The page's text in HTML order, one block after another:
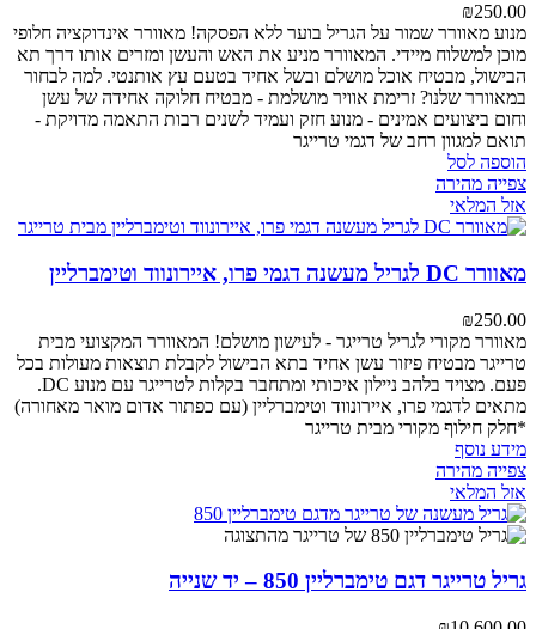
₪250.00
מנוע מאוורר שמור על הגריל בוער ללא הפסקה! מאוורר אינדוקציה חלופי
מוכן למשלוח מיידי. המאוורר מניע את האש והעשן ומזרים אותו דרך תא
הבישול, מבטיח אוכל מושלם ובשל אחיד בטעם עץ אותנטי. למה לבחור
במאוורר שלנו? זרימת אוויר מושלמת - מבטיח חלוקה אחידה של עשן
וחום ביצועים אמינים - מנוע חזק ועמיד לשנים רבות התאמה מדויקת -
תואם למגוון רחב של דגמי טרייגר
הוספה לסל
צפייה מהירה
אזל המלאי
מאוורר DC לגריל מעשנה דגמי פרו, איירונווד וטימברליין
₪250.00
מאוורר מקורי לגריל טרייגר - לעישון מושלם! המאוורר המקצועי מבית
טרייגר מבטיח פיזור עשן אחיד בתא הבישול לקבלת תוצאות מעולות בכל
פעם. מצויד בלהב ניילון איכותי ומתחבר בקלות לטרייגר עם מנוע DC.
מתאים לדגמי פרו, איירונווד וטימברליין (עם כפתור אדום מואר מאחורה)
*חלק חילוף מקורי מבית טרייגר
מידע נוסף
צפייה מהירה
אזל המלאי
גריל טרייגר דגם טימברליין 850 – יד שנייה